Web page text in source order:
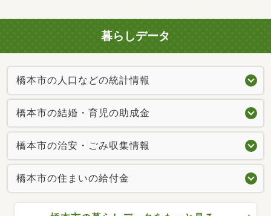
暮らしデータ
橋本市の人口などの統計情報
橋本市の結婚・育児の助成金
橋本市の治安・ごみ収集情報
橋本市の住まいの給付金